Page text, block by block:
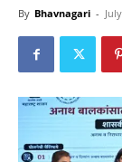
By Bhavnagari -